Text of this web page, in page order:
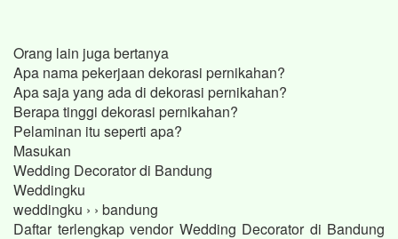
Orang lain juga bertanya
Apa nama pekerjaan dekorasi pernikahan?
Apa saja yang ada di dekorasi pernikahan?
Berapa tinggi dekorasi pernikahan?
Pelaminan itu seperti apa?
Masukan
Wedding Decorator di Bandung
Weddingku
weddingku › › bandung
Daftar terlengkap vendor Wedding Decorator di Bandung